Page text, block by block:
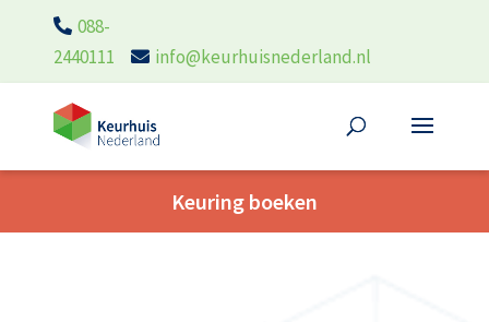
088-
2440111
info@keurhuisnederland.nl
Keuring boeken